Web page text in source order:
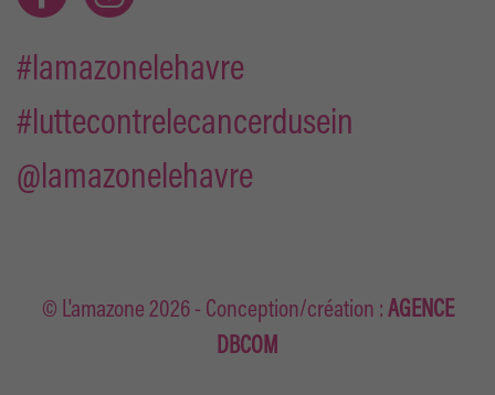
#lamazonelehavre
#luttecontrelecancerdusein
@lamazonelehavre
© L'amazone2026- Conception/création :AGENCE
DBCOM